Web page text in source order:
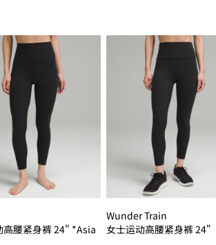
高腰紧身裤 24" *Asia
Wunder Train
女士运动高腰紧身裤 24"